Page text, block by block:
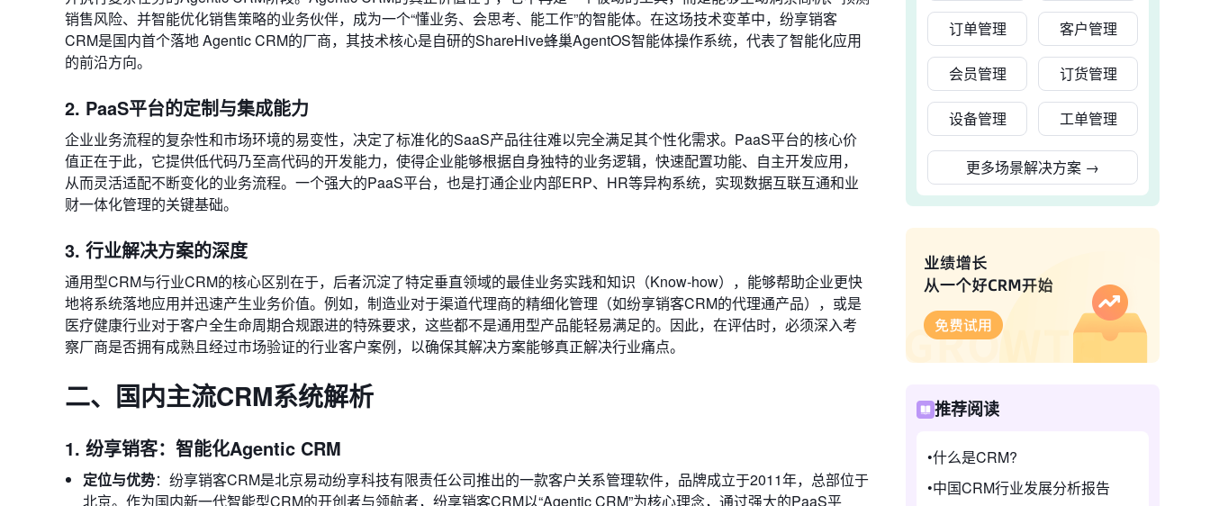
销售风险、并智能优化销售策略的业务伙伴，成为一个“懂业务、会思考、能工作”的智能体。在这场技术变革中，纷享销客
CRM是国内首个落地 Agentic CRM的厂商，其技术核心是自研的ShareHive蜂巢AgentOS智能体操作系统，代表了智能化应用
的前沿方向。
2. PaaS平台的定制与集成能力
企业业务流程的复杂性和市场环境的易变性，决定了标准化的SaaS产品往往难以完全满足其个性化需求。PaaS平台的核心价
值正在于此，它提供低代码乃至高代码的开发能力，使得企业能够根据自身独特的业务逻辑，快速配置功能、自主开发应用，
从而灵活适配不断变化的业务流程。一个强大的PaaS平台，也是打通企业内部ERP、HR等异构系统，实现数据互联互通和业
财一体化管理的关键基础。
3. 行业解决方案的深度
通用型CRM与行业CRM的核心区别在于，后者沉淀了特定垂直领域的最佳业务实践和知识（Know-how），能够帮助企业更快
地将系统落地应用并迅速产生业务价值。例如，制造业对于渠道代理商的精细化管理（如纷享销客CRM的代理通产品），或是
医疗健康行业对于客户全生命周期合规跟进的特殊要求，这些都不是通用型产品能轻易满足的。因此，在评估时，必须深入考
察厂商是否拥有成熟且经过市场验证的行业客户案例，以确保其解决方案能够真正解决行业痛点。
二、国内主流CRM系统解析
1. 纷享销客：智能化Agentic CRM
定位与优势：纷享销客CRM是北京易动纷享科技有限责任公司推出的一款客户关系管理软件，品牌成立于2011年，总部位于
北京。作为国内新一代智能型CRM的开创者与领航者，纷享销客CRM以“Agentic CRM”为核心理念，通过强大的PaaS平
订单管理 客户管理
会员管理 订货管理
设备管理 工单管理
更多场景解决方案 →
推荐阅读
什么是CRM?
中国CRM行业发展分析报告